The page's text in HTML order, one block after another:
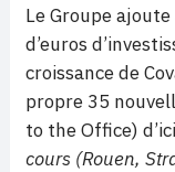
Le Groupe
d’euros
croissance de
propre 35
to the Office)
cours (Rouen,